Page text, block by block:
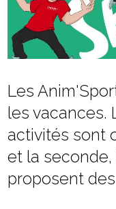
Les
les vacances.
activités sont
et la
proposent